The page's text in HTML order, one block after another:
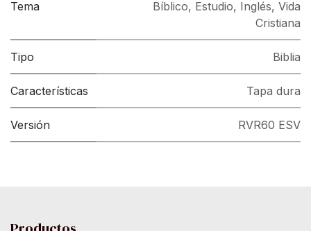
Tema Bíblico, Estudio, Inglés, Vida
Cristiana
Tipo Biblia
Características Tapa dura
Versión RVR60 ESV